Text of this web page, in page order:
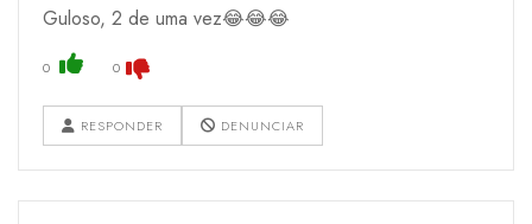
Guloso, 2 de uma vez😂😂😂
0 0
RESPONDER DENUNCIAR